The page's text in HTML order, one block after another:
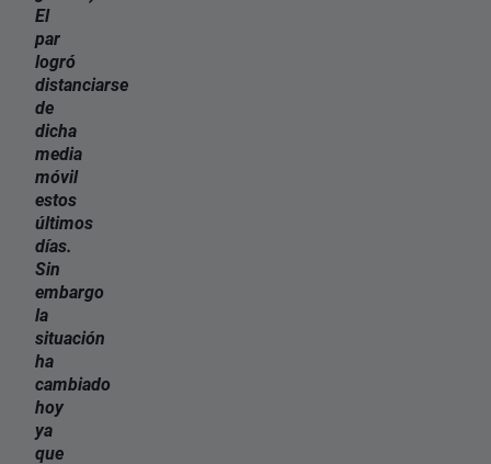
El
par
logró
distanciarse
de
dicha
media
móvil
estos
últimos
días.
Sin
embargo
la
situación
ha
cambiado
hoy
ya
que